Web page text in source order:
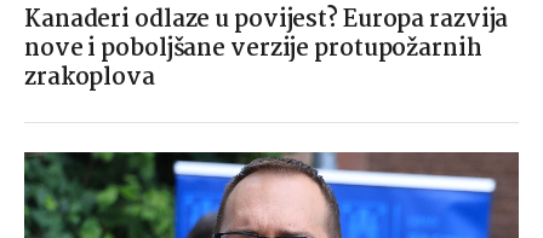
Kanaderi odlaze u povijest? Europa razvija
nove i poboljšane verzije protupožarnih
zrakoplova